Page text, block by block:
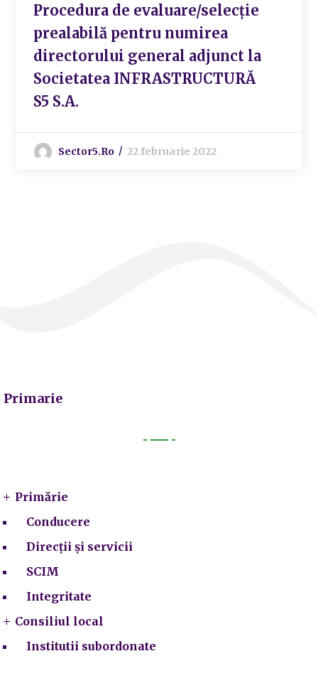
Procedura de evaluare/selecție
prealabilă pentru numirea
directorului general adjunct la
Societatea INFRASTRUCTURĂ
S5 S.A.
Sector5.ro 22 februarie 2022
Primarie
Primărie
Conducere
Direcții și servicii
SCIM
Integritate
Consiliul local
Institutii subordonate